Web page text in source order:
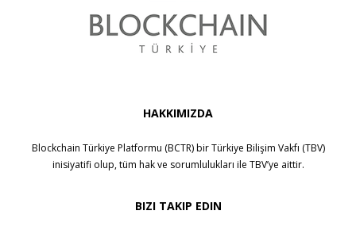
HAKKIMIZDA
Blockchain Türkiye Platformu (BCTR) birTürkiye Bilişim Vakfı (TBV)
inisiyatifi olup, tüm hak ve sorumlulukları ile TBV’ye aittir.
BIZI TAKIP EDIN